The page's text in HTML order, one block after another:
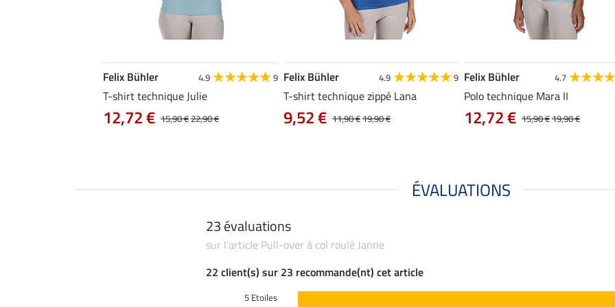
Felix Bühler 4.9 9
T-shirt technique Julie
15,90 €22,90 €
12,72 €
Felix Bühler 4.9 9
T-shirt technique zippé Lana
11,90 €19,90 €
9,52 €
Felix Bühler 4.7
Polo technique Mara II
15,90 €19,90 €
12,72 €
ÉVALUATIONS
23 évaluations
sur l'article Pull-over à col roulé Janne
22 client(s) sur 23 recommande(nt) cet article
5 Etoiles